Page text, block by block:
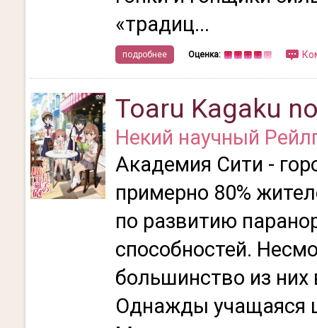
«традиц...
подробнее Оценка:
Toaru Kagaku
Некий научный
Академия Сити -
примерно 80%
по развитию
способностей.
большинство из них
Однажды учащаяся